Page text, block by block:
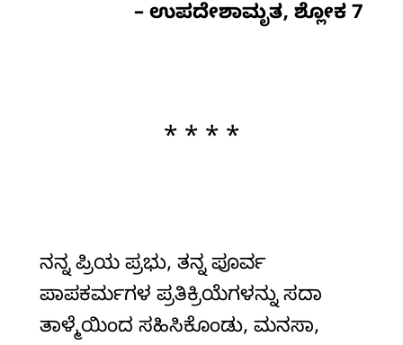
– ಉಪದೇಶಾಮೃತ, ಶ್ಲೋಕ 7
* * * *
ನನ್ನ ಪ್ರಿಯ ಪ್ರಭು, ತನ್ನ ಪೂರ್ವ
ಪಾಪಕರ್ಮಗಳ ಪ್ರತಿಕ್ರಿಯೆಗಳನ್ನು ಸದಾ
ತಾಳ್ಮೆಯಿಂದ ಸಹಿಸಿಕೊಂಡು, ಮನಸಾ,